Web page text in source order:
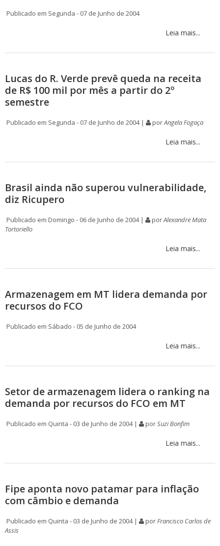
Publicado em Segunda - 07 de Junho de 2004
Leia mais...
Lucas do R. Verde prevê queda na receita
de R$ 100 mil por mês a partir do 2º
semestre
Publicado em Segunda - 07 de Junho de 2004 | porAngela Fogaça
Leia mais...
Brasil ainda não superou vulnerabilidade,
diz Ricupero
Publicado em Domingo - 06 de Junho de 2004 | porAlexandre Mata
Tortoriello
Leia mais...
Armazenagem em MT lidera demanda por
recursos do FCO
Publicado em Sábado - 05 de Junho de 2004
Leia mais...
Setor de armazenagem lidera o ranking na
demanda por recursos do FCO em MT
Publicado em Quinta - 03 de Junho de 2004 | porSuzi Bonfim
Leia mais...
Fipe aponta novo patamar para inflação
com câmbio e demanda
Publicado em Quinta - 03 de Junho de 2004 | porFrancisco Carlos de
Assis